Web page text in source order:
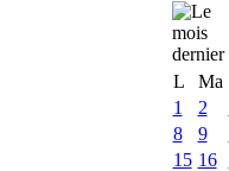
L
Ma
1
2
8
9
15 16